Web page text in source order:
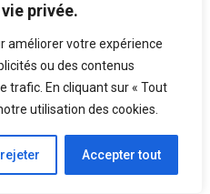
privée.
améliorer votre expérience
ou des contenus
trafic. En cliquant sur « Tout
utilisation des cookies.
Accepter tout
« tags », ou
transparents, GIF
par
donc de stocker les
compris l’adresse IP